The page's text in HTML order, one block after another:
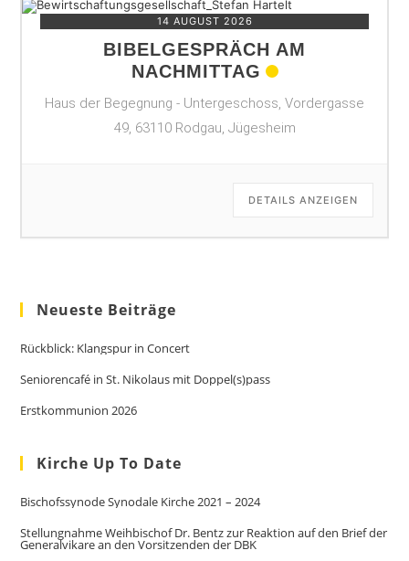
14 AUGUST 2026
BIBELGESPRÄCH AM
NACHMITTAG
Haus der Begegnung - Untergeschoss, Vordergasse
49, 63110 Rodgau, Jügesheim
DETAILS ANZEIGEN
Neueste Beiträge
Rückblick: Klangspur in Concert
Seniorencafé in St. Nikolaus mit Doppel(s)pass
Erstkommunion 2026
Kirche Up To Date
Bischofssynode Synodale Kirche 2021 – 2024
Stellungnahme Weihbischof Dr. Bentz zur Reaktion auf den Brief der
Generalvikare an den Vorsitzenden der DBK